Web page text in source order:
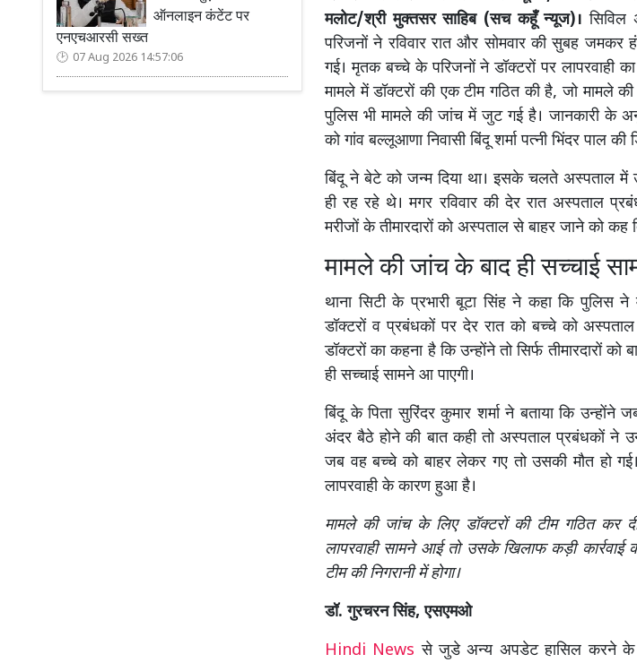
ऑनलाइन कंटेंट पर
एनएचआरसी सख्त
07 Aug 2026 14:57:06
मलोट/श्री मुक्तसर साहिब (सच कहूँ न्यूज)।
परिजनों ने रविवार रात और सोमवार की सुबह जमकर
गई। मृतक बच्चे के परिजनों ने डॉक्टरों पर लापरवाही
मामले में डॉक्टरों की एक टीम गठित की है, जो मामले
पुलिस भी मामले की जांच में जुट गई है। जानकारी के
को गांव बल्लूआणा निवासी बिंदू शर्मा पत्नी भिंदर पाल की
बिंदू ने बेटे को जन्म दिया था। इसके चलते अस्पताल में
ही रह रहे थे। मगर रविवार की देर रात अस्पताल
मरीजों के तीमारदारों को अस्पताल से बाहर जाने को कह
मामले की जांच के बाद ही सच्चाई
थाना सिटी के प्रभारी बूटा सिंह ने कहा कि पुलिस
डॉक्टरों व प्रबंधकों पर देर रात को बच्चे को
डॉक्टरों का कहना है कि उन्होंने तो सिर्फ तीमारदारों
ही सच्चाई सामने आ पाएगी।
बिंदू के पिता सुरिंदर कुमार शर्मा ने बताया कि
अंदर बैठे होने की बात कही तो अस्पताल प्रबंधकों ने
जब वह बच्चे को बाहर लेकर गए तो उसकी मौत हो
लापरवाही के कारण हुआ है।
मामले की जांच के लिए डॉक्टरों की टीम गठित कर
लापरवाही सामने आई तो उसके खिलाफ कड़ी कार्रवाई
टीम की निगरानी में होगा।
डॉ. गुरचरन सिंह, एसएमओ
Hindi Newsसे जुडे अन्य अपडेट हासिल करने के